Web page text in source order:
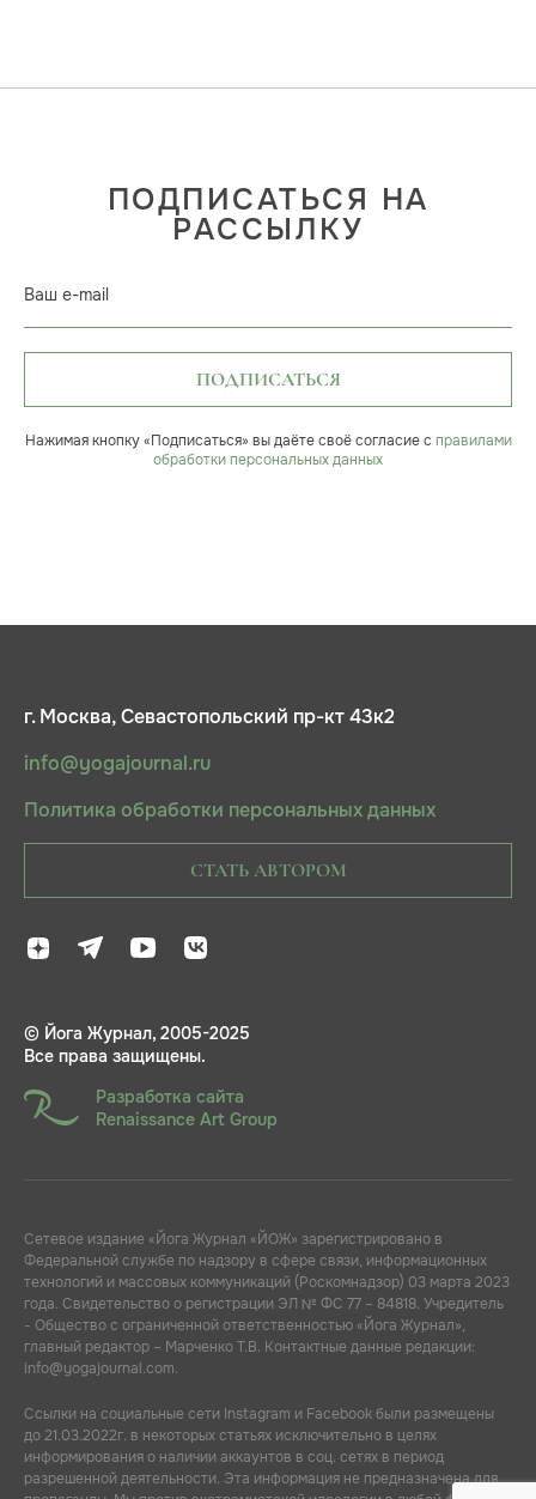
ПОДПИСАТЬСЯ НА
РАССЫЛКУ
Ваш e-mail
ПОДПИСАТЬСЯ
Нажимая кнопку «Подписаться» вы даёте своё согласие с правилами
обработки персональных данных
г. Москва, Севастопольский пр-кт 43к2
info@yogajournal.ru
Политика обработки персональных данных
СТАТЬ АВТОРОМ
© Йога Журнал, 2005-2025
Все права защищены.
Разработка сайта
Renaissance Art Group
Сетевое издание «Йога Журнал «ЙОЖ» зарегистрировано в
Федеральной службе по надзору в сфере связи, информационных
технологий и массовых коммуникаций (Роскомнадзор) 03 марта 2023
года. Свидетельство о регистрации ЭЛ № ФС 77 – 84818. Учредитель
- Общество с ограниченной ответственностью «Йога Журнал»,
главный редактор – Марченко Т.В. Контактные данные редакции:
info@yogajournal.com.
Ссылки на социальные сети Instagram и Facebook были размещены
до 21.03.2022г. в некоторых статьях исключительно в целях
информирования о наличии аккаунтов в соц. сетях в период
разрешенной деятельности. Эта информация не предназначена для